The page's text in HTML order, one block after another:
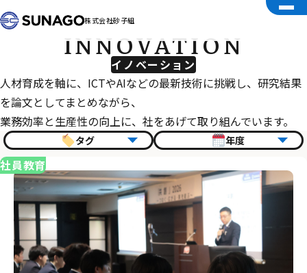
株式会社砂子組
イノベーション
INNOVATION
人材育成を軸に、ICTやAIなどの最新技術に挑戦し、研究結果
を論文としてまとめながら、
業務効率と生産性の向上に、社をあげて取り組んでいます。
タグ 年度
社員教育